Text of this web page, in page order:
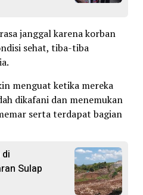
janggal karena korban
sehat, tiba-tiba
menguat ketika mereka
dikafani dan menemukan
serta terdapat bagian
Sulap